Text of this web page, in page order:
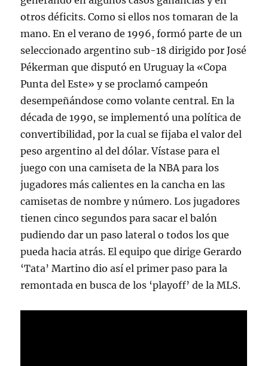
otros déficits. Como si ellos nos tomaran de la
mano. En el verano de 1996, formó parte de un
seleccionado argentino sub-18 dirigido por José
Pékerman que disputó en Uruguay la «Copa
Punta del Este» y se proclamó campeón
desempeñándose como volante central. En la
década de 1990, se implementó una política de
convertibilidad, por la cual se fijaba el valor del
peso argentino al del dólar. Vístase para el
juego con una camiseta de la NBA para los
jugadores más calientes en la cancha en las
camisetas de nombre y número. Los jugadores
tienen cinco segundos para sacar el balón
pudiendo dar un paso lateral o todos los que
pueda hacia atrás. El equipo que dirige Gerardo
‘Tata’ Martino dio así el primer paso para la
remontada en busca de los ‘playoff’ de la MLS.